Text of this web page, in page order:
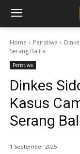
Home Peristiwa
Serang Balita
Peristiwa
Dinkes
Kasus
Serang
1 September 2025